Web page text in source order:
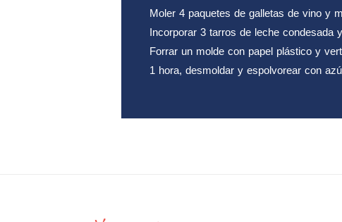
Moler 4 paquetes de galletas de vino y
Incorporar 3 tarros de leche condesada
Forrar un molde con papel plástico y
1 hora, desmoldar y espolvorear con